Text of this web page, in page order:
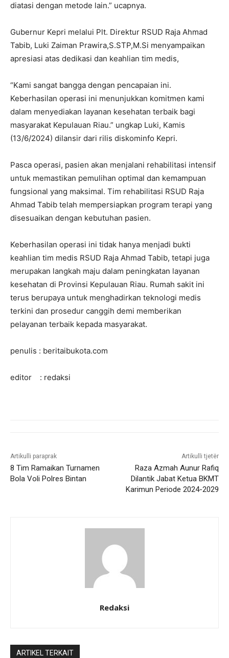
diatasi dengan metode lain.” ucapnya.
Gubernur Kepri melalui Plt. Direktur RSUD Raja Ahmad
Tabib, Luki Zaiman Prawira,S.STP,M.Si menyampaikan
apresiasi atas dedikasi dan keahlian tim medis,
“Kami sangat bangga dengan pencapaian ini.
Keberhasilan operasi ini menunjukkan komitmen kami
dalam menyediakan layanan kesehatan terbaik bagi
masyarakat Kepulauan Riau.” ungkap Luki, Kamis
(13/6/2024) dilansir dari rilis diskominfo Kepri.
Pasca operasi, pasien akan menjalani rehabilitasi intensif
untuk memastikan pemulihan optimal dan kemampuan
fungsional yang maksimal. Tim rehabilitasi RSUD Raja
Ahmad Tabib telah mempersiapkan program terapi yang
disesuaikan dengan kebutuhan pasien.
Keberhasilan operasi ini tidak hanya menjadi bukti
keahlian tim medis RSUD Raja Ahmad Tabib, tetapi juga
merupakan langkah maju dalam peningkatan layanan
kesehatan di Provinsi Kepulauan Riau. Rumah sakit ini
terus berupaya untuk menghadirkan teknologi medis
terkini dan prosedur canggih demi memberikan
pelayanan terbaik kepada masyarakat.
penulis : beritaibukota.com
editor : redaksi
Artikulli paraprak
8 Tim Ramaikan Turnamen
Bola Voli Polres Bintan
Artikulli tjetër
Raza Azmah Aunur Rafiq
Dilantik Jabat Ketua BKMT
Karimun Periode 2024-2029
Redaksi
ARTIKEL TERKAIT